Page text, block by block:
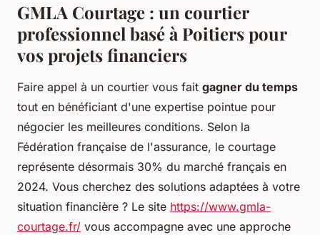
GMLA Courtage : un courtier
professionnel basé à Poitiers pour
vos projets financiers
Faire appel à un courtier vous fait gagner du temps
tout en bénéficiant d'une expertise pointue pour
négocier les meilleures conditions. Selon la
Fédération française de l'assurance, le courtage
représente désormais 30% du marché français en
2024. Vous cherchez des solutions adaptées à votre
situation financière ? Le site https://www.gmla-
courtage.fr/ vous accompagne avec une approche